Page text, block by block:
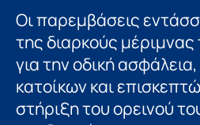
Οι παρεμβάσεις
της διαρκούς
για την οδική
κατοίκων και
στήριξη του ορεινού